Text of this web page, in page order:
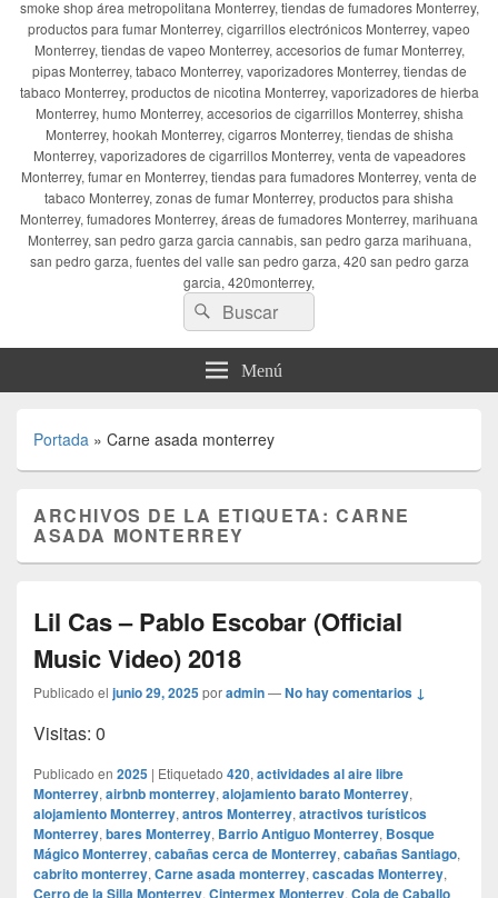
smoke shop área metropolitana Monterrey, tiendas de fumadores Monterrey,
productos para fumar Monterrey, cigarrillos electrónicos Monterrey, vapeo
Monterrey, tiendas de vapeo Monterrey, accesorios de fumar Monterrey,
pipas Monterrey, tabaco Monterrey, vaporizadores Monterrey, tiendas de
tabaco Monterrey, productos de nicotina Monterrey, vaporizadores de hierba
Monterrey, humo Monterrey, accesorios de cigarrillos Monterrey, shisha
Monterrey, hookah Monterrey, cigarros Monterrey, tiendas de shisha
Monterrey, vaporizadores de cigarrillos Monterrey, venta de vapeadores
Monterrey, fumar en Monterrey, tiendas para fumadores Monterrey, venta de
tabaco Monterrey, zonas de fumar Monterrey, productos para shisha
Monterrey, fumadores Monterrey, áreas de fumadores Monterrey, marihuana
Monterrey, san pedro garza garcia cannabis, san pedro garza marihuana,
san pedro garza, fuentes del valle san pedro garza, 420 san pedro garza
garcia, 420monterrey,
Buscar
por:
Buscar
Menú
Portada » Carne asada monterrey
ARCHIVOS DE LA ETIQUETA:CARNE
ASADA MONTERREY
Lil Cas – Pablo Escobar (Official
Music Video) 2018
Publicado el junio 29, 2025poradmin—No hay comentarios ↓
Visitas: 0
Publicado en 2025 | Etiquetado 420, actividades al aire libre
Monterrey, airbnb monterrey, alojamiento barato Monterrey,
alojamiento Monterrey, antros Monterrey, atractivos turísticos
Monterrey, bares Monterrey, Barrio Antiguo Monterrey, Bosque
Mágico Monterrey, cabañas cerca de Monterrey, cabañas Santiago,
cabrito monterrey, Carne asada monterrey, cascadas Monterrey,
Cerro de la Silla Monterrey, Cintermex Monterrey, Cola de Caballo